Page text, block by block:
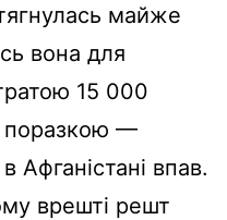
майже
вона для
15 000
поразкою —
Афганістані впав.
врешті решт